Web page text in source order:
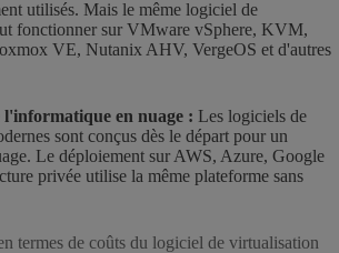
utilisés. Mais le même logiciel de
fonctionner sur VMware vSphere, KVM,
VE, Nutanix AHV, VergeOS et d'autres
en nuage : Les logiciels de
sont conçus dès le départ pour un
Le déploiement sur AWS, Azure, Google
privée utilise la même plateforme sans
termes de coûts du logiciel de virtualisation